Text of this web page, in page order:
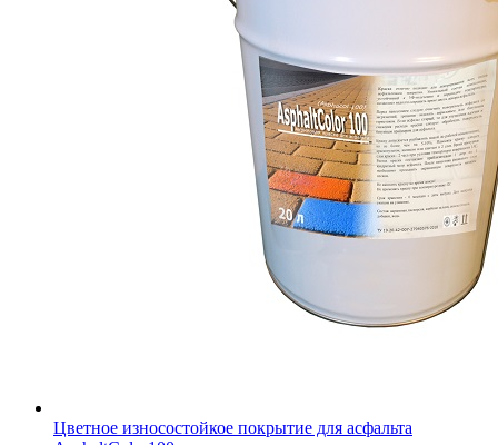
Цветное износостойкое покрытие для асфальта